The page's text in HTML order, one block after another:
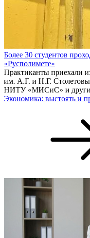
Более 30 студентов
«Русполимете»
Практиканты приехали
им. А.Г. и Н.Г.
НИТУ «МИСиС» и
Экономика: выстоять и